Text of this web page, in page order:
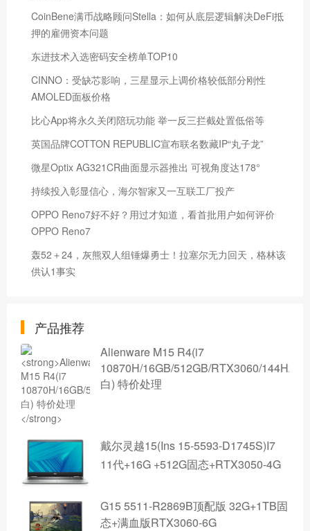
CoinBene满币战略顾问Stella：如何从底层逻辑解决DeFi抵
押的雇佣资本问题
东进技术入选密码安全榜单TOP10
CINNO：受缺芯影响，三星显示上调价格较低部分刚性
AMOLED面板价格
比心App将永久关闭陪玩功能 举一反三拦截处置低俗等
英国品牌COTTON REPUBLIC宣布联名数藏IP“丸子龙”
微星Optix AG321CR曲面显示器推出 可视角度达178°
持续投入彰显信心，海尔智家又一互联工厂投产
OPPO Reno7好不好？用过才知道，看首批用户如何评价
OPPO Reno7
轰52＋24，灰熊双人组锤爆勇士！拉塞尔无力回天，格林该
供认1事实
产品推荐
Alienware M15 R4(i7
10870H/16GB/512GB/RTX3060/144Hz/
白) 特价处理
戴尔灵越15(Ins 15-5593-D1745S)I7
11代+16G +512G固态+RTX3050-4G
G15 5511-R2869B顶配版 32G+1TB固
态+满血版RTX3060-6G